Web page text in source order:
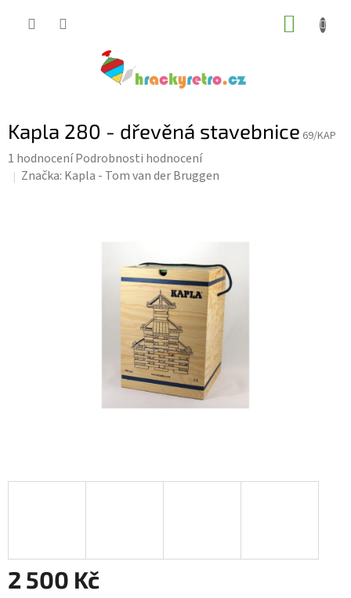
Kapla 280 - dřevěná stavebnice 69/KAP
Průměrné
hodnocení
1 hodnoceníPodrobnosti hodnocení
Značka: Kapla - Tom van der Bruggen
2 500 Kč